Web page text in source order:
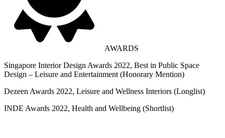
AWARDS
Singapore Interior Design Awards 2022, Best in Public Space
Design – Leisure and Entertainment (Honorary Mention)​​​​‌ ‍ ​‍​‍‌‍ ‌ ​‍‌‍‍‌‌‍‌ ‌‍‍‌‌‍ ‍​‍​‍​ ‍‍​‍​‍‌ ​ ‌‍​‌‌‍ ‍‌‍‍‌‌ ‌​‌ ‍‌​‍ ‍‌‍‍‌‌‍ ​‍​‍​‍ ​​‍​‍‌‍‍​‌ ​‍‌‍‌‌‌‍‌‍​‍​‍​ ‍‍​‍​‍‌‍‍​‌ ‌​‌ ‌​‌ ​​‌ ​ ​ ‍‍​‍ ​‍ ‌‍‍ ‌ ‍‍‌‍​‌​‍ ‌‌ ​ ‌ ‌​‌ ‌‌‌‍‌​‌‍‍‌‌‍ ​‍ ‍‌ ​ ‌‍​‌‌‍ ‍‌‍‍‌‌ ‌​‌ ‍‌​‍ ‍‌ ​ ‌ ‌​‌ ‌‌‌‍‌​‌‍‍‌‌‍ ​‍ ‌‍‍‌‌‍ ‍‌ ‌​‌‍‌‌‌‍ ‍‌ ‌​​‍ ‌‍‌‌‌‍‌​‌‍‍‌‌ ‌​​‍ ‌‍ ‌‌‍ ‌‍‌​‌‍‌‌​ ‌‌ ​​‌ ​‍‌‍‌‌‌ ​ ‌‍‌‌‌‍ ‍‌ ‌​‌‍​‌‌ ‌​‌‍‍‌‌‍ ‌‍ ‍​ ‍ ‌‍‍‌‌‍‌​​ ‌‌‍​‍​ ‍‌​ ‌​​ ​ ​ ‌‌‌‍​‌​ ​ ​ ​‍​‍ ‌​ ‌ ‌‍‌‍​ ‍​​ ‌​​‍ ‌​ ‌​​ ‌​‌‍​‌​ ​ ​‍ ‌‌‍​‍‌‍‌​​ ‍​​ ​‌​‍ ‌​ ​‍​ ​​​ ‌‍​ ‌ ​ ‌‌​ ‌‍‌‍​‍​ ​ ​ ​‌‌‍‌​​ ‌‌​ ‌‌​ ‍ ‌ ‌​‌ ‍‌‌ ​​‌‍‌‌​ ‌‌‍​‌‌‍​ ‌‍‍​‌‍‍‌‌‍‌‌‌ ‌‍‌‍‌‌‌‍ ‌‌‍‌‌‌‍ ‍‌ ‌​​ ‍ ‌ ​​‌‍​‌‌ ‌​‌‍‍​​ ‌‌‍ ‍‌‍​‌‌‍ ‌‌‍‌‌​ ‌‍​‍‌‍​‌‌ ​ ‌‍‌‌‌‌‌‌‌ ​‍‌‍ ​​ ‌‌‍‍​‌ ‌​‌ ‌​‌ ​​‌ ​ ​‍‌‌​ ​ ‌​​‌​‍‌‌​ ​‍‌​‌‍​‍‌‌​ ​‍‌​‌‍‌‍‍ ‌ ‍‍‌‍​‌​‍ ‌‌ ​ ‌ ‌​‌ ‌‌‌‍‌​‌‍‍‌‌‍ ​‍ ‍‌ ​ ‌‍​‌‌‍ ‍‌‍‍‌‌ ‌​‌ ‍‌​‍ ‍‌ ​ ‌ ‌​‌ ‌‌‌‍‌​‌‍‍‌‌‍ ​‍‌‍‌‍‍‌‌‍‌​​ ‌‌‍​‍​ ‍‌​ ‌​​ ​ ​ ‌‌‌‍​‌​ ​ ​ ​‍​‍ ‌​ ‌ ‌‍‌‍​ ‍​​ ‌​​‍ ‌​ ‌​​ ‌​‌‍​‌​ ​ ​‍ ‌‌‍​‍‌‍‌​​ ‍​​ ​‌​‍ ‌​ ​‍​ ​​​ ‌‍​ ‌ ​ ‌‌​ ‌‍‌‍​‍​ ​ ​ ​‌‌‍‌​​ ‌‌​ ‌‌​‍‌‍‌ ‌​‌ ‍‌‌ ​​‌‍‌‌​ ‌‌‍​‌‌‍​ ‌‍‍​‌‍‍‌‌‍‌‌‌ ‌‍‌‍‌‌‌‍ ‌‌‍‌‌‌‍ ‍‌ ‌​​‍‌‍‌ ​​‌‍​‌‌ ‌​‌‍‍​​ ‌‌‍ ‍‌‍​‌‌‍ ‌‌‍‌‌​‍‌‍‌ ​​‌‍‌‌‌ ​‍‌ ​ ‌ ​​‌‍‌‌‌‍​ ‌ ‌​‌‍‍‌‌ ‌‍‌‍‌‌​ ‌‌ ​​‌ ‌‌‌‍​‍‌‍ ​‌‍‍‌‌ ​ ‌‍‍​‌‍‌‌‌‍‌​​‍​‍‌ ‌
Dezeen Awards 2022, Leisure and Wellness Interiors (Longlist)​​​​‌ ‍ ​‍​‍‌‍ ‌ ​‍‌‍‍‌‌‍‌ ‌‍‍‌‌‍ ‍​‍​‍​ ‍‍​‍​‍‌ ​ ‌‍​‌‌‍ ‍‌‍‍‌‌ ‌​‌ ‍‌​‍ ‍‌‍‍‌‌‍ ​‍​‍​‍ ​​‍​‍‌‍‍​‌ ​‍‌‍‌‌‌‍‌‍​‍​‍​ ‍‍​‍​‍‌‍‍​‌ ‌​‌ ‌​‌ ​​‌ ​ ​ ‍‍​‍ ​‍ ‌‍‍ ‌ ‍‍‌‍​‌​‍ ‌‌ ​ ‌ ‌​‌ ‌‌‌‍‌​‌‍‍‌‌‍ ​‍ ‍‌ ​ ‌‍​‌‌‍ ‍‌‍‍‌‌ ‌​‌ ‍‌​‍ ‍‌ ​ ‌ ‌​‌ ‌‌‌‍‌​‌‍‍‌‌‍ ​‍ ‌‍‍‌‌‍ ‍‌ ‌​‌‍‌‌‌‍ ‍‌ ‌​​‍ ‌‍‌‌‌‍‌​‌‍‍‌‌ ‌​​‍ ‌‍ ‌‌‍ ‌‍‌​‌‍‌‌​ ‌‌ ​​‌ ​‍‌‍‌‌‌ ​ ‌‍‌‌‌‍ ‍‌ ‌​‌‍​‌‌ ‌​‌‍‍‌‌‍ ‌‍ ‍​ ‍ ‌‍‍‌‌‍‌​​ ‌‌‍​‍‌‍​‍‌‍​‌‌‍​‌​ ‍​​ ‌​‌‍‌‌​ ‍‌​‍ ‌​ ‌ ​ ​‌​ ‍​​ ‌‌​‍ ‌​ ‌​​ ‍‌​ ‍​‌‍​ ​‍ ‌​ ‍​​ ​‌​ ‌‌‌‍‌​​‍ ‌‌‍​‍‌‍​ ​ ‍​​ ‍​‌‍‌​​ ​​​ ‍‌​ ​‍​ ​‌​ ‍​​ ‌ ‌‍​ ​ ‍ ‌ ‌​‌ ‍‌‌ ​​‌‍‌‌​ ‌‌‍​‌‌‍​ ‌‍‍​‌‍‍‌‌‍‌‌‌ ‌‍‌‍‌‌‌‍ ‌‌‍‌‌‌‍ ‍‌ ‌​​ ‍ ‌ ​​‌‍​‌‌ ‌​‌‍‍​​ ‌‌‍ ‍‌‍​‌‌‍ ‌‌‍‌‌​ ‌‍​‍‌‍​‌‌ ​ ‌‍‌‌‌‌‌‌‌ ​‍‌‍ ​​ ‌‌‍‍​‌ ‌​‌ ‌​‌ ​​‌ ​ ​‍‌‌​ ​ ‌​​‌​‍‌‌​ ​‍‌​‌‍​‍‌‌​ ​‍‌​‌‍‌‍‍ ‌ ‍‍‌‍​‌​‍ ‌‌ ​ ‌ ‌​‌ ‌‌‌‍‌​‌‍‍‌‌‍ ​‍ ‍‌ ​ ‌‍​‌‌‍ ‍‌‍‍‌‌ ‌​‌ ‍‌​‍ ‍‌ ​ ‌ ‌​‌ ‌‌‌‍‌​‌‍‍‌‌‍ ​‍‌‍‌‍‍‌‌‍‌​​ ‌‌‍​‍‌‍​‍‌‍​‌‌‍​‌​ ‍​​ ‌​‌‍‌‌​ ‍‌​‍ ‌​ ‌ ​ ​‌​ ‍​​ ‌‌​‍ ‌​ ‌​​ ‍‌​ ‍​‌‍​ ​‍ ‌​ ‍​​ ​‌​ ‌‌‌‍‌​​‍ ‌‌‍​‍‌‍​ ​ ‍​​ ‍​‌‍‌​​ ​​​ ‍‌​ ​‍​ ​‌​ ‍​​ ‌ ‌‍​ ​‍‌‍‌ ‌​‌ ‍‌‌ ​​‌‍‌‌​ ‌‌‍​‌‌‍​ ‌‍‍​‌‍‍‌‌‍‌‌‌ ‌‍‌‍‌‌‌‍ ‌‌‍‌‌‌‍ ‍‌ ‌​​‍‌‍‌ ​​‌‍​‌‌ ‌​‌‍‍​​ ‌‌‍ ‍‌‍​‌‌‍ ‌‌‍‌‌​‍‌‍‌ ​​‌‍‌‌‌ ​‍‌ ​ ‌ ​​‌‍‌‌‌‍​ ‌ ‌​‌‍‍‌‌ ‌‍‌‍‌‌​ ‌‌ ​​‌ ‌‌‌‍​‍‌‍ ​‌‍‍‌‌ ​ ‌‍‍​‌‍‌‌‌‍‌​​‍​‍‌ ‌
INDE Awards 2022, Health and Wellbeing (Shortlist)​​​​‌ ‍ ​‍​‍‌‍ ‌ ​‍‌‍‍‌‌‍‌ ‌‍‍‌‌‍ ‍​‍​‍​ ‍‍​‍​‍‌ ​ ‌‍​‌‌‍ ‍‌‍‍‌‌ ‌​‌ ‍‌​‍ ‍‌‍‍‌‌‍ ​‍​‍​‍ ​​‍​‍‌‍‍​‌ ​‍‌‍‌‌‌‍‌‍​‍​‍​ ‍‍​‍​‍‌‍‍​‌ ‌​‌ ‌​‌ ​​‌ ​ ​ ‍‍​‍ ​‍ ‌‍‍ ‌ ‍‍‌‍​‌​‍ ‌‌ ​ ‌ ‌​‌ ‌‌‌‍‌​‌‍‍‌‌‍ ​‍ ‍‌ ​ ‌‍​‌‌‍ ‍‌‍‍‌‌ ‌​‌ ‍‌​‍ ‍‌ ​ ‌ ‌​‌ ‌‌‌‍‌​‌‍‍‌‌‍ ​‍ ‌‍‍‌‌‍ ‍‌ ‌​‌‍‌‌‌‍ ‍‌ ‌​​‍ ‌‍‌‌‌‍‌​‌‍‍‌‌ ‌​​‍ ‌‍ ‌‌‍ ‌‍‌​‌‍‌‌​ ‌‌ ​​‌ ​‍‌‍‌‌‌ ​ ‌‍‌‌‌‍ ‍‌ ‌​‌‍​‌‌ ‌​‌‍‍‌‌‍ ‌‍ ‍​ ‍ ‌‍‍‌‌‍‌​​ ‌‌‍‌‍​ ‍‌​ ‍​​ ‌‌‌‍‌​​ ​ ​ ‍‌​ ​‍​‍ ‌‌‍‌‌​ ‍​​ ​​‌‍​‌​‍ ‌​ ‌​‌‍‌‌‌‍‌‍​ ‍‌​‍ ‌​ ‍‌​ ‌​​ ​‍​ ‍‌​‍ ‌‌‍​‍​ ‍‌​ ​ ​ ‌ ‌‍​‌‌‍‌‌​ ​ ​ ​‍​ ​ ​ ‌​​ ‌​‌‍​‌​ ‍ ‌ ‌​‌ ‍‌‌ ​​‌‍‌‌​ ‌‌‍​‌‌‍​ ‌‍‍​‌‍‍‌‌‍‌‌‌ ‌‍‌‍‌‌‌‍ ‌‌‍‌‌‌‍ ‍‌ ‌​​ ‍ ‌ ​​‌‍​‌‌ ‌​‌‍‍​​ ‌‌‍ ‍‌‍​‌‌‍ ‌‌‍‌‌​ ‌‍​‍‌‍​‌‌ ​ ‌‍‌‌‌‌‌‌‌ ​‍‌‍ ​​ ‌‌‍‍​‌ ‌​‌ ‌​‌ ​​‌ ​ ​‍‌‌​ ​ ‌​​‌​‍‌‌​ ​‍‌​‌‍​‍‌‌​ ​‍‌​‌‍‌‍‍ ‌ ‍‍‌‍​‌​‍ ‌‌ ​ ‌ ‌​‌ ‌‌‌‍‌​‌‍‍‌‌‍ ​‍ ‍‌ ​ ‌‍​‌‌‍ ‍‌‍‍‌‌ ‌​‌ ‍‌​‍ ‍‌ ​ ‌ ‌​‌ ‌‌‌‍‌​‌‍‍‌‌‍ ​‍‌‍‌‍‍‌‌‍‌​​ ‌‌‍‌‍​ ‍‌​ ‍​​ ‌‌‌‍‌​​ ​ ​ ‍‌​ ​‍​‍ ‌‌‍‌‌​ ‍​​ ​​‌‍​‌​‍ ‌​ ‌​‌‍‌‌‌‍‌‍​ ‍‌​‍ ‌​ ‍‌​ ‌​​ ​‍​ ‍‌​‍ ‌‌‍​‍​ ‍‌​ ​ ​ ‌ ‌‍​‌‌‍‌‌​ ​ ​ ​‍​ ​ ​ ‌​​ ‌​‌‍​‌​‍‌‍‌ ‌​‌ ‍‌‌ ​​‌‍‌‌​ ‌‌‍​‌‌‍​ ‌‍‍​‌‍‍‌‌‍‌‌‌ ‌‍‌‍‌‌‌‍ ‌‌‍‌‌‌‍ ‍‌ ‌​​‍‌‍‌ ​​‌‍​‌‌ ‌​‌‍‍​​ ‌‌‍ ‍‌‍​‌‌‍ ‌‌‍‌‌​‍‌‍‌ ​​‌‍‌‌‌ ​‍‌ ​ ‌ ​​‌‍‌‌‌‍​ ‌ ‌​‌‍‍‌‌ ‌‍‌‍‌‌​ ‌‌ ​​‌ ‌‌‌‍​‍‌‍ ​‌‍‍‌‌ ​ ‌‍‍​‌‍‌‌‌‍‌​​‍​‍‌ ‌